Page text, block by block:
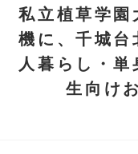
私立植草学園
機に、千城
人暮らし・
生向け